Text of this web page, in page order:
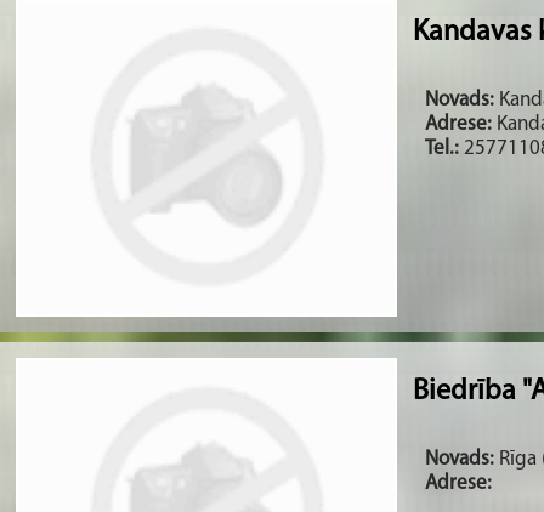
Kandavas
Novads:
Adrese:
Tel.:
Biedrība
Novads: Rīga
Adrese: